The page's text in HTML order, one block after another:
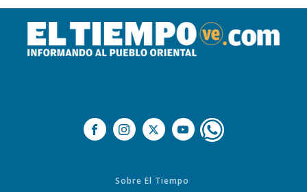
Sobre El Tiempo